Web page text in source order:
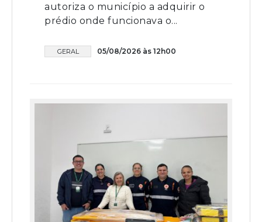
autoriza o município a adquirir o
prédio onde funcionava o...
GERAL 05/08/2026 às 12h00